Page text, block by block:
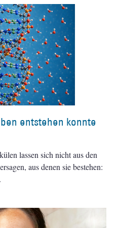
entstehen konnte
lassen sich nicht aus den
aus denen sie bestehen: